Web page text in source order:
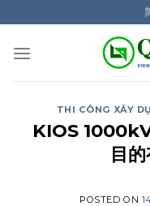
to
content
THI CÔNG XÂY
KIOS
目
POSTED ON